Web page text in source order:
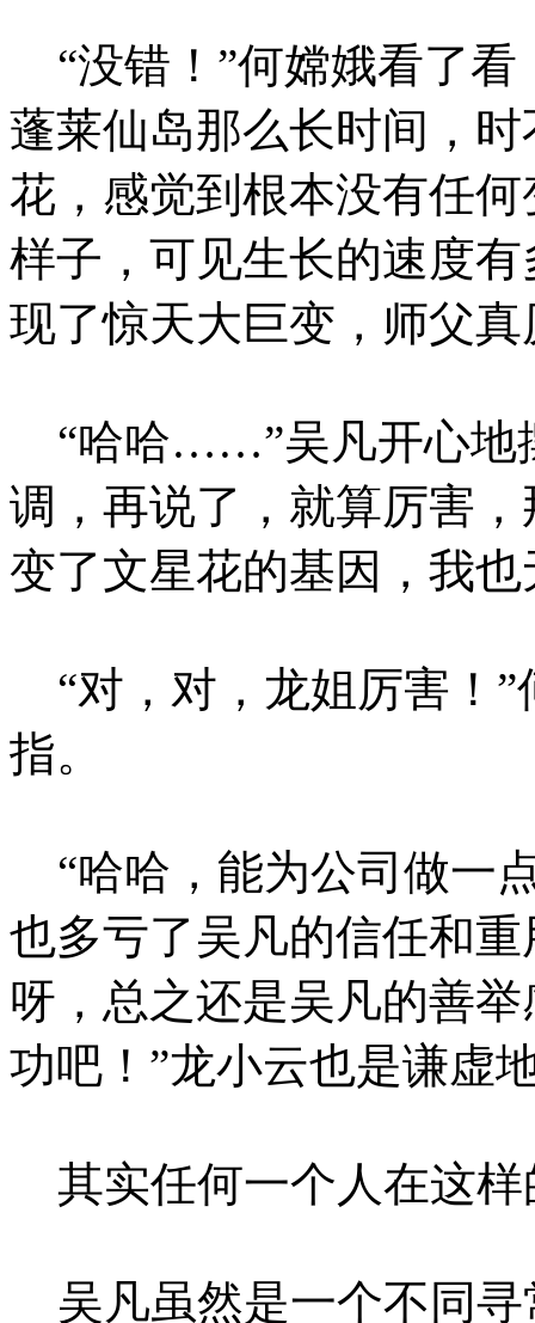
“没错！”何嫦娥看了看
蓬莱仙岛那么长时间，
花，感觉到根本没有任
样子，可见生长的速度
现了惊天大巨变，师父
“哈哈……”吴凡开心地
调，再说了，就算厉害
变了文星花的基因，我
“对，对，龙姐厉害！”
指。
“哈哈，能为公司做一
也多亏了吴凡的信任和
呀，总之还是吴凡的善
功吧！”龙小云也是谦虚
其实任何一个人在这样
吴凡虽然是一个不同寻